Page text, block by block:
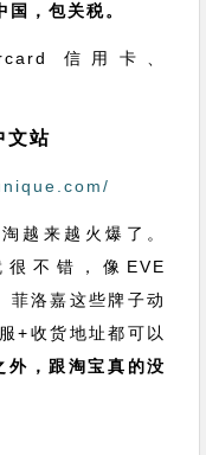
，包关税。
信用卡、
站
越来越火爆了。
不错，像EVE
菲洛嘉这些牌子动
+收货地址都可以
外，跟淘宝真的没